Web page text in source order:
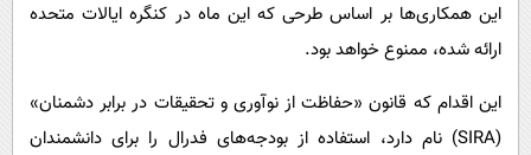
این همکاری‌ها بر اساس طرحی که این ماه در کنگره ایالات متحده
ارائه شده، ممنوع خواهد بود.
این اقدام که قانون «حفاظت از نوآوری و تحقیقات در برابر دشمنان»
(SIRA) نام دارد، استفاده از بودجه‌های فدرال را برای دانشمندان